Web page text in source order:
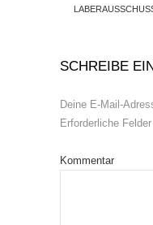
SCHREIBE
Deine E-Mail-
Erforderliche
Kommentar